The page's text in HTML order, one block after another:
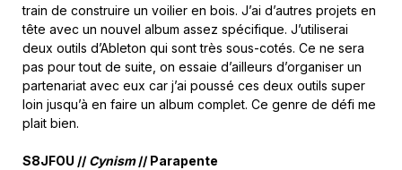
train de construire un voilier en bois. J’ai d’autres projets en
tête avec un nouvel album assez spécifique. J’utiliserai
deux outils d’Ableton qui sont très sous-cotés. Ce ne sera
pas pour tout de suite, on essaie d’ailleurs d’organiser un
partenariat avec eux car j’ai poussé ces deux outils super
loin jusqu’à en faire un album complet. Ce genre de défi me
plait bien.
S8JFOU // Cynism// Parapente